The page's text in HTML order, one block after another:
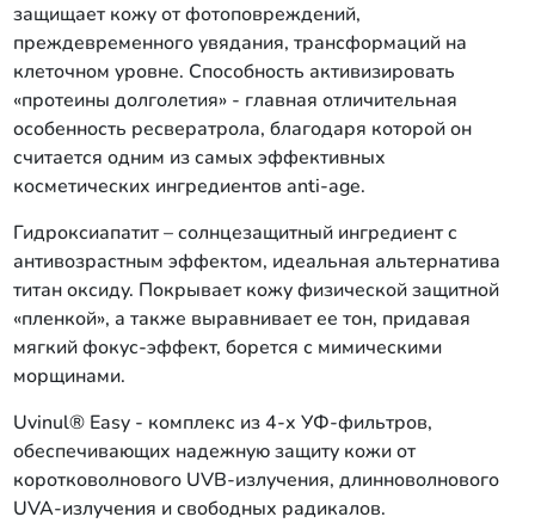
защищает кожу от фотоповреждений,
преждевременного увядания, трансформаций на
клеточном уровне. Способность активизировать
«протеины долголетия» - главная отличительная
особенность ресвератрола, благодаря которой он
считается одним из самых эффективных
косметических ингредиентов anti-age.
Гидроксиапатит – солнцезащитный ингредиент с
антивозрастным эффектом, идеальная альтернатива
титан оксиду. Покрывает кожу физической защитной
«пленкой», а также выравнивает ее тон, придавая
мягкий фокус-эффект, борется с мимическими
морщинами.
Uvinul® Easy - комплекс из 4-х УФ-фильтров,
обеспечивающих надежную защиту кожи от
коротковолнового UVB-излучения, длинноволнового
UVA-излучения и свободных радикалов.